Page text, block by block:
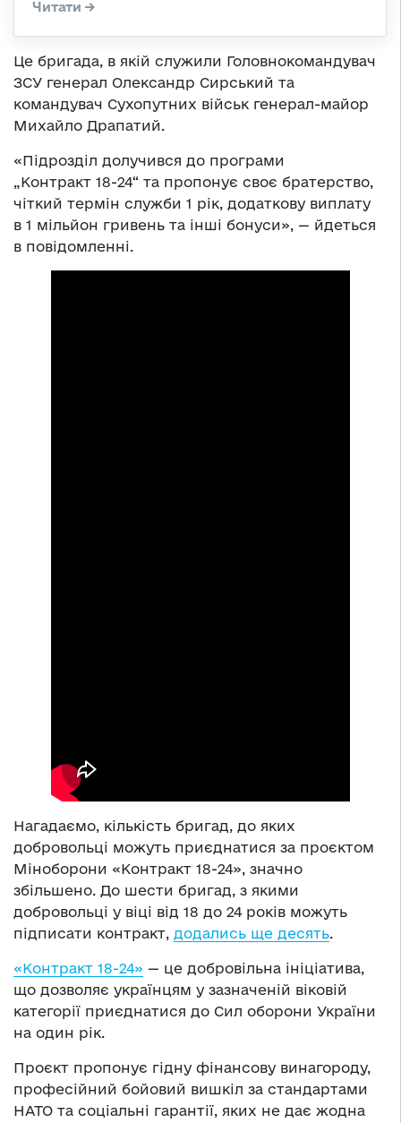
Це бригада, в якій служили Головнокомандувач
ЗСУ генерал Олександр Сирський та
командувач Сухопутних військ генерал-майор
Михайло Драпатий.
«Підрозділ долучився до програми
„Контракт 18-24“ та пропонує своє братерство,
чіткий термін служби 1 рік, додаткову виплату
в 1 мільйон гривень та інші бонуси», — йдеться
в повідомленні.
Нагадаємо, кількість бригад, до яких
добровольці можуть приєднатися за проєктом
Міноборони «Контракт 18-24», значно
збільшено. До шести бригад, з якими
добровольці у віці від 18 до 24 років можуть
підписати контракт, додались ще десять.
«Контракт 18-24» — це добровільна ініціатива,
що дозволяє українцям у зазначеній віковій
категорії приєднатися до Сил оборони України
на один рік.
Проєкт пропонує гідну фінансову винагороду,
професійний бойовий вишкіл за стандартами
НАТО та соціальні гарантії, яких не дає жодна